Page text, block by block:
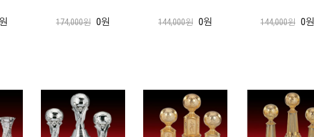
174,000원 0원 144,000원 0원 144,000원 0원